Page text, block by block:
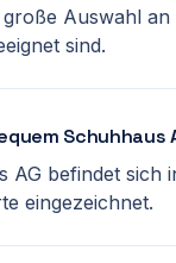
Auswahl
sind.
Schuhhaus
AG befindet sich
eingezeichnet.